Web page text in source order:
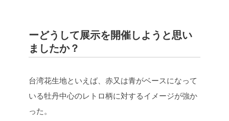
ーどうして展示を開催しようと思い
ましたか？
台湾花生地といえば、赤又は青がベースになって
いる牡丹中心のレトロ柄に対するイメージが強か
った。